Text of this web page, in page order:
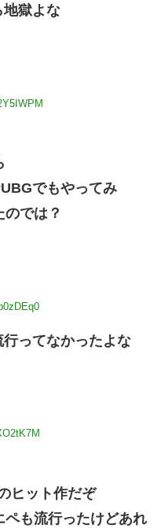
地獄よな
でもやってみ
では？
ってなかったよな
ヒット作だぞ
も流行ったけどあれ